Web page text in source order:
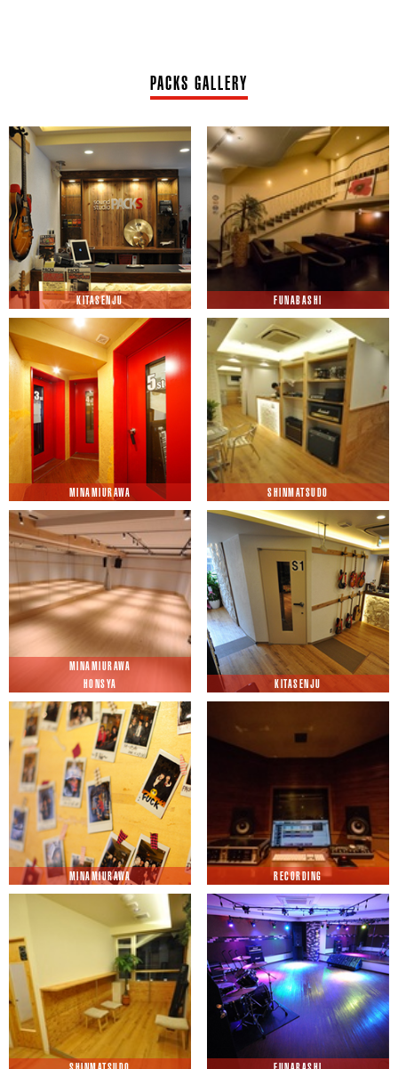
PACKS GALLERY
KITASENJU FUNABASHI
MINAMIURAWA SHINMATSUDO
MINAMIURAWA
HONSYA
KITASENJU
MINAMIURAWA RECORDING